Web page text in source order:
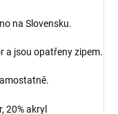
na Slovensku.
a jsou opatřeny zipem.
20% akryl